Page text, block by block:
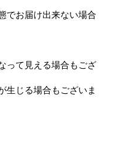
でお届け出来ない場合
って見える場合もござ
生じる場合もございま